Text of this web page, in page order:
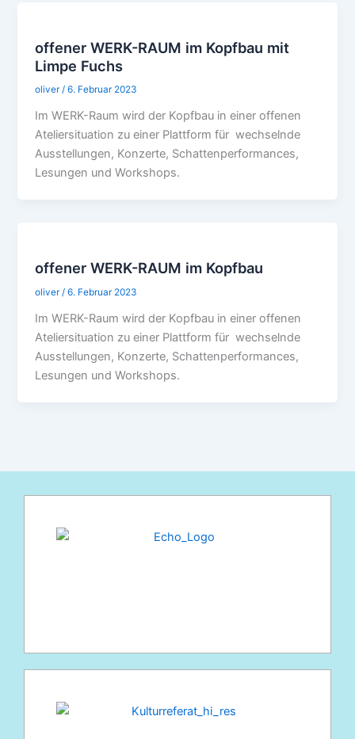
offener WERK-RAUM im Kopfbau mit
Limpe Fuchs
oliver/6. Februar 2023
Im WERK-Raum wird der Kopfbau in einer offenen
Ateliersituation zu einer Plattform für wechselnde
Ausstellungen, Konzerte, Schattenperformances,
Lesungen und Workshops.
offener WERK-RAUM im Kopfbau
oliver/6. Februar 2023
Im WERK-Raum wird der Kopfbau in einer offenen
Ateliersituation zu einer Plattform für wechselnde
Ausstellungen, Konzerte, Schattenperformances,
Lesungen und Workshops.